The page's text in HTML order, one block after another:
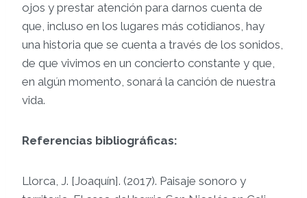
ojos y prestar atención para darnos cuenta de
que, incluso en los lugares más cotidianos, hay
una historia que se cuenta a través de los sonidos,
de que vivimos en un concierto constante y que,
en algún momento, sonará la canción de nuestra
vida.
Referencias bibliográficas:
Llorca, J. [Joaquín]. (2017). Paisaje sonoro y